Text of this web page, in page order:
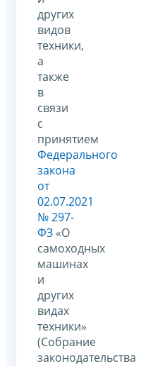
других
видов
техники,
а
также
в
связи
с
принятием
Федерального
закона
от
02.07.2021
№ 297-
ФЗ «О
самоходных
машинах
и
других
видах
техники»
(Собрание
законодательства